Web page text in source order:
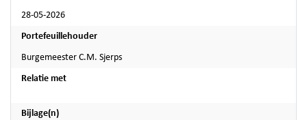
28-05-2026
Portefeuillehouder
Burgemeester C.M. Sjerps
Relatie met
Bijlage(n)